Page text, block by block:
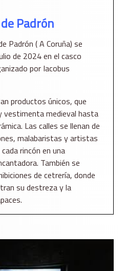
Padrón
Padrón ( A Coruña) se
de 2024 en el casco
por Iacobus
productos únicos, que
vestimenta medieval hasta
Las calles se llenan de
malabaristas y artistas
rincón en una
También se
de cetrería, donde
su destreza y la